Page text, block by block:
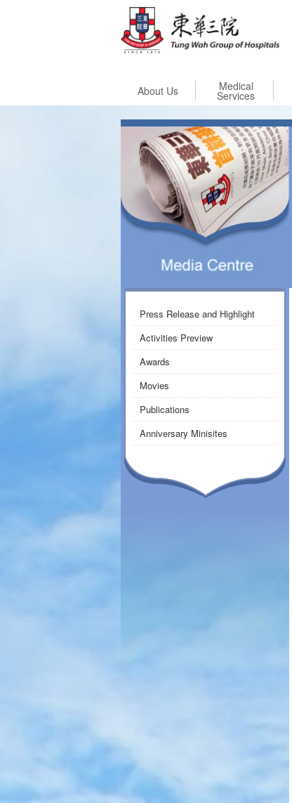
About Us Medical
Services
Press Release and Highlight
Activities Preview
Awards
Movies
Publications
Anniversary Minisites